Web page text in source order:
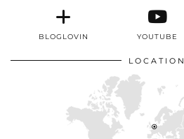
BLOGLOVIN YOUTUBE
LOCATION